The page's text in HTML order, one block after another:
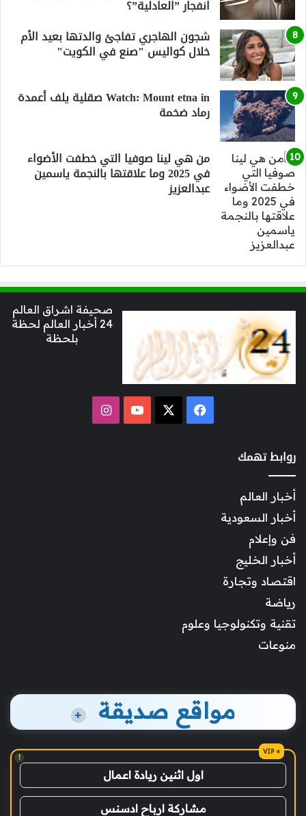
انفجار ”العادلية”؟
شجون الهاجري تفاجئ والدتها بعيد الأم
خلال كواليس "صنع في الكويت"
Watch: Mount etna in صقلية يلف أعمدة
رماد ضخمة
من هي لينا صوفيا التي خطفت الأضواء
في 2025 وما علاقتها بالنجمة ياسمين
عبدالعزيز
صحيفة اشراق العالم
24 أخبار العالم لحظة
بلحظة
فيسبوك ‫YouTubeانستقرام
روابط تهمك
أخبار العالم
أخبار السعودية
فن وإعلام
أخبار الخليج
اقتصاد وتجارة
رياضة
تقنية وتكنولوجيا وعلوم
منوعات
مواقع صديقة +
!
اول اثنين ريادة اعمال
مشاركة ارباح ادسنس